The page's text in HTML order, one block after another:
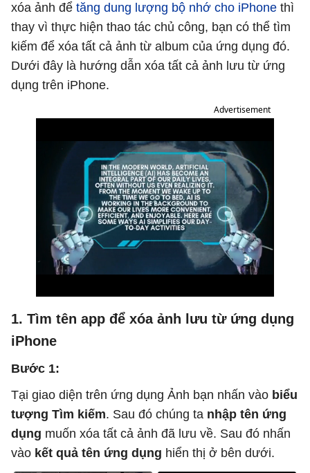
xóa ảnh để tăng dung lượng bộ nhớ cho iPhone thì
thay vì thực hiện thao tác chủ công, bạn có thể tìm
kiếm để xóa tất cả ảnh từ album của ứng dụng đó.
Dưới đây là hướng dẫn xóa tất cả ảnh lưu từ ứng
dụng trên iPhone.
Advertisement
1. Tìm tên app để xóa ảnh lưu từ ứng dụng
iPhone
Bước 1:
Tại giao diện trên ứng dụng Ảnh bạn nhấn vào biểu
tượng Tìm kiếm. Sau đó chúng ta nhập tên ứng
dụng muốn xóa tất cả ảnh đã lưu về. Sau đó nhấn
vào kết quả tên ứng dụng hiển thị ở bên dưới.